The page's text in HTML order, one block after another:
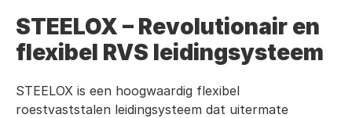
STEELOX – Revolutionair en
flexibel RVS leidingsysteem
STEELOX is een hoogwaardig flexibel
roestvaststalen leidingsysteem dat uitermate